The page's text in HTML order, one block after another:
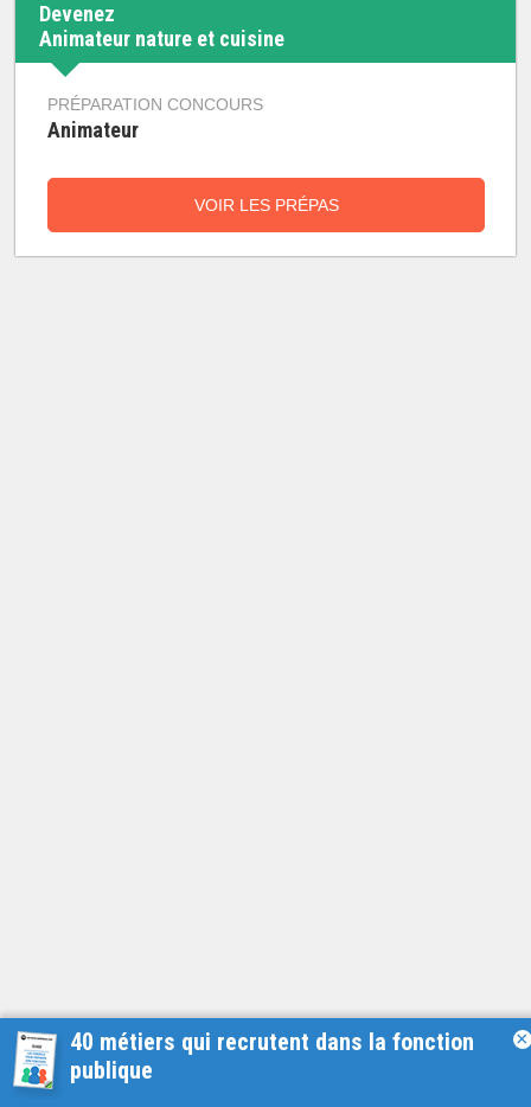
Devenez
Animateur nature et cuisine
PRÉPARATION CONCOURS
Animateur
VOIR LES PRÉPAS
40 métiers qui recrutent dans la fonction
publique
×